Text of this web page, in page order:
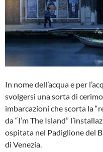
In nome dell’acqua e per
svolgersi una sorta di
imbarcazioni che scorta la
da “I’m The Island”
ospitata nel Padiglione del
di Venezia.